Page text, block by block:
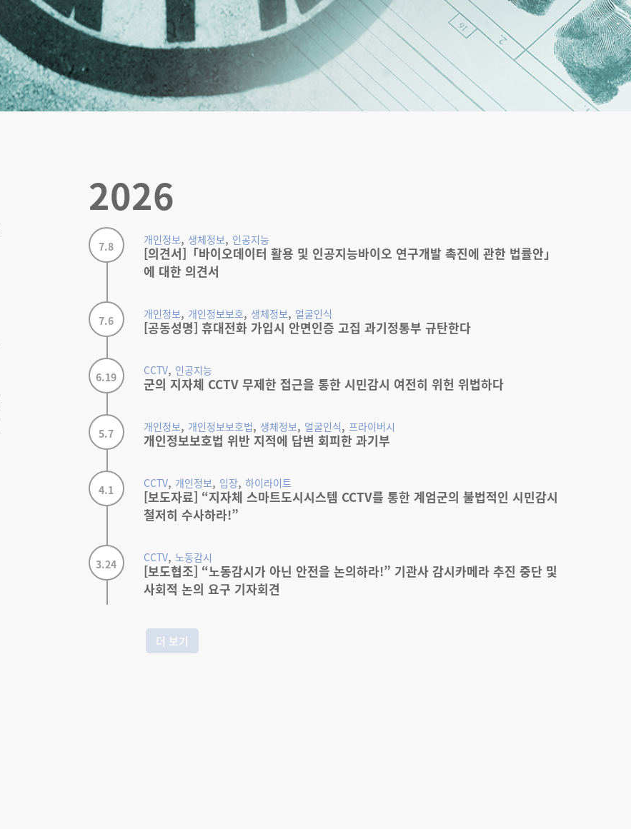
2026
7.8 개인정보, 생체정보, 인공지능
[의견서]「바이오데이터 활용 및 인공지능바이오 연구개발 촉진에 관한 법률안」
에 대한 의견서
7.6 개인정보, 개인정보보호, 생체정보, 얼굴인식
[공동성명] 휴대전화 가입시 안면인증 고집 과기정통부 규탄한다
6.19 CCTV, 인공지능
군의 지자체 CCTV 무제한 접근을 통한 시민감시 여전히 위헌 위법하다
5.7 개인정보, 개인정보보호법, 생체정보, 얼굴인식, 프라이버시
개인정보보호법 위반 지적에 답변 회피한 과기부
4.1 CCTV, 개인정보, 입장, 하이라이트
[보도자료] “지자체 스마트도시시스템 CCTV를 통한 계엄군의 불법적인 시민감시
철저히 수사하라!”
3.24 CCTV, 노동감시
[보도협조] “노동감시가 아닌 안전을 논의하라!” 기관사 감시카메라 추진 중단 및
사회적 논의 요구 기자회견
더 보기